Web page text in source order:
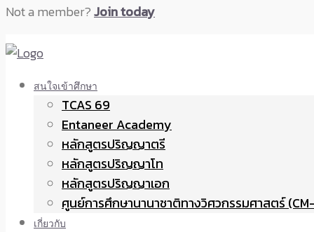
Not a member?Join today
สนใจเข้าศึกษา
TCAS 69
Entaneer Academy
หลักสูตรปริญญาตรี
หลักสูตรปริญญาโท
หลักสูตรปริญญาเอก
ศูนย์การศึกษานานาชาติทางวิศวกรรมศาสตร์
เกี่ยวกับ